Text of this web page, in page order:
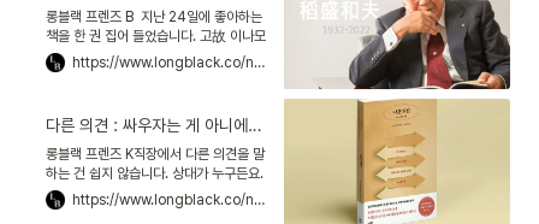
롱블랙 프렌즈 B 지난 24일에 좋아하는
책을 한 권 집어 들었습니다. 고故 이나모
리 가즈오 회장이 쓴 『왜 일하는가』입니
다. 일본에서 ‘경영의 신’으로 불리던 그는
https://www.longblack.co/note/798
다른 의견 : 싸우자는 게 아니에요, 생산적인 대화를 해보자는 거죠
롱블랙 프렌즈 K직장에서 다른 의견을 말
하는 건 쉽지 않습니다. 상대가 누구든요.
사이가 불편해지면 곤란하잖아요. ‘말해
봤자 안 들을 것 같다’는 생각에 입을 다물
https://www.longblack.co/note/805